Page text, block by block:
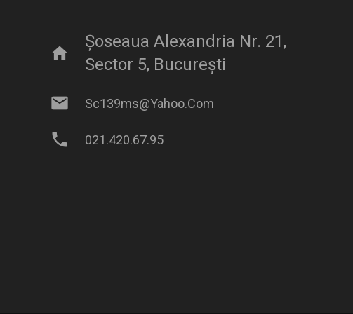
home
Șoseaua Alexandria Nr. 21,
Sector 5, București
mail
Sc139ms@yahoo.com
phone 021.420.67.95